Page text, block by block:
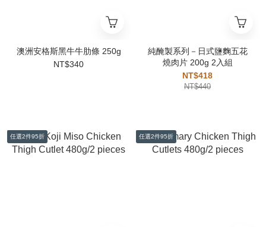
澳洲安格斯黑牛牛肋條 250g
NT$340
純醃製系列－日式鹽麴五花
燒肉片 200g 2入組
NT$418
NT$440
任選2件95折 任選2件95折